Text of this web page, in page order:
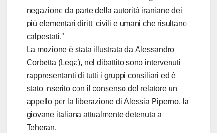
negazione da parte della autorità iraniane dei
più elementari diritti civili e umani che risultano
calpestati.”
La mozione è stata illustrata da Alessandro
Corbetta (Lega), nel dibattito sono intervenuti
rappresentanti di tutti i gruppi consiliari ed è
stato inserito con il consenso del relatore un
appello per la liberazione di Alessia Piperno, la
giovane italiana attualmente detenuta a
Teheran.